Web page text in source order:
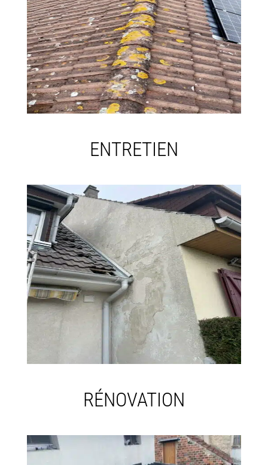
ENTRETIEN
RÉNOVATION